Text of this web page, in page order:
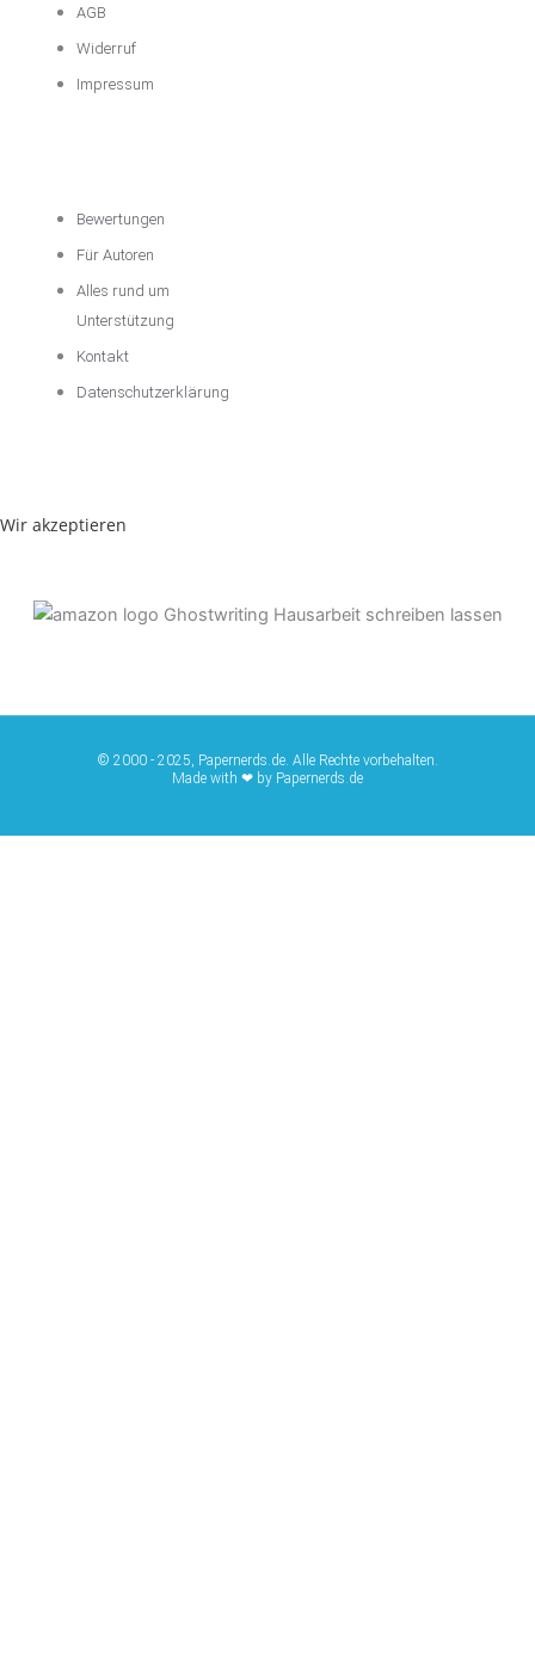
AGB
Widerruf
Impressum
Bewertungen
Für Autoren
Alles rund um
Unterstützung
Kontakt
Datenschutzerklärung
Wir akzeptieren
© 2000 - 2025, Papernerds.de. Alle Rechte vorbehalten.
Made with ❤ by Papernerds.de